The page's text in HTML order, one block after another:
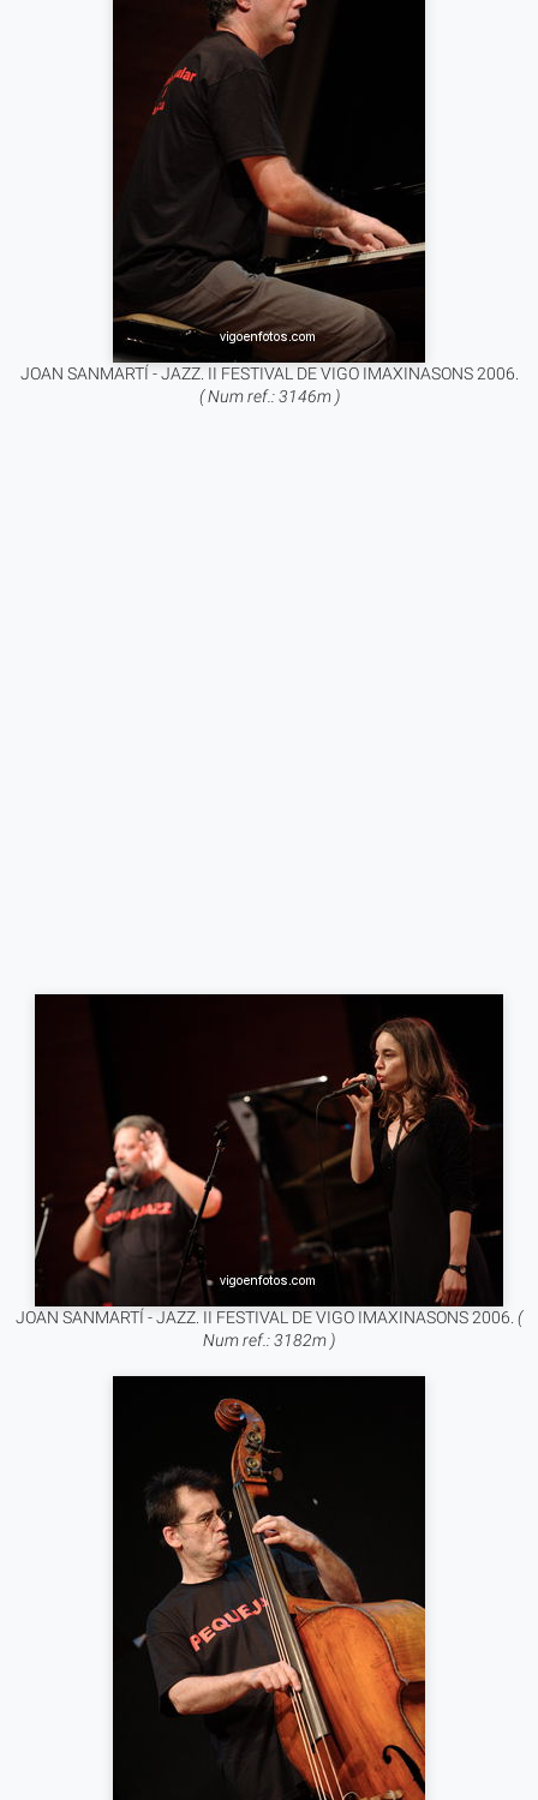
JOAN SANMARTÍ - JAZZ. II FESTIVAL DE VIGO IMAXINASONS 2006.
( Num ref.: 3146m )
JOAN SANMARTÍ - JAZZ. II FESTIVAL DE VIGO IMAXINASONS 2006. (
Num ref.: 3182m )